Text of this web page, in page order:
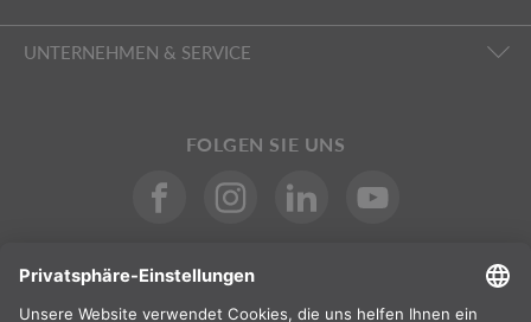
UNTERNEHMEN & SERVICE
FOLGEN SIE UNS
INTERNATIONAL
DE
Schweiz